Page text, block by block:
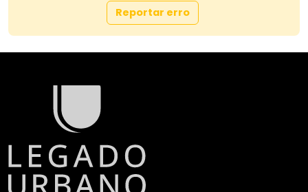
Reportar erro